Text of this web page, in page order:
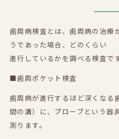
歯周病検査とは、歯周病の治療
うであった場合、どのくらい
進行しているかを調べる検査です
■歯周ポケット検査
歯周病が進行するほど深くなる
間の溝）に、プローブという器
測ります。